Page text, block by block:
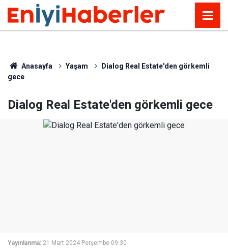
Anasayfa Yaşam
Dialog Real Estate'den görkemli
gece
Dialog Real Estate'den görkemli gece
Yayınlanma: 21 Mart 2024 Perşembe 09:30